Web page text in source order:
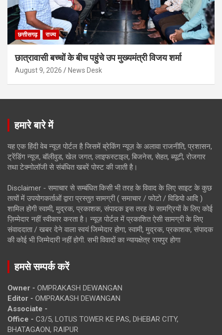
छत्तीसगढ़ राज्य
छात्रावासी बच्चों के बीच पहुंचे उप मुख्यमंत्री विजय शर्मा
August 9, 2026 News Desk
हमारे बारे में
यह एक हिंदी वेब न्यूज़ पोर्टल है जिसमें ब्रेकिंग न्यूज़ के अलावा राजनीति, प्रशासन,
ट्रेंडिंग न्यूज, बॉलीवुड, खेल जगत, लाइफस्टाइल, बिजनेस, सेहत, ब्यूटी, रोजगार
तथा टेक्नोलॉजी से संबंधित खबरें पोस्ट की जाती है।
Disclaimer - समाचार से सम्बंधित किसी भी तरह के विवाद के लिए साइट के कुछ
तत्वों में उपयोगकर्ताओं द्वारा प्रस्तुत सामग्री ( समाचार / फोटो / विडियो आदि )
शामिल होगी स्वामी, मुद्रक, प्रकाशक, संपादक इस तरह के सामग्रियों के लिए कोई
ज़िम्मेदार नहीं स्वीकार करता है। न्यूज़ पोर्टल में प्रकाशित ऐसी सामग्री के लिए
संवाददाता / खबर देने वाला स्वयं जिम्मेदार होगा, स्वामी, मुद्रक, प्रकाशक, संपादक
की कोई भी जिम्मेदारी नहीं होगी. सभी विवादों का न्यायक्षेत्र रायपुर होगा
हमसे सम्पर्क करें
Owner - OMPRAKASH DEWANGAN
Editor - OMPRAKASH DEWANGAN
Associate -
Office - C3/5, LOTUS TOWER KE PAS, DHEBAR CITY,
BHATAGAON, RAIPUR